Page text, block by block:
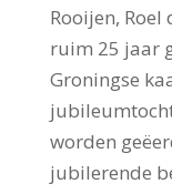
Rooijen, Roel
ruim 25 jaar
Groningse
worden
jubilerende